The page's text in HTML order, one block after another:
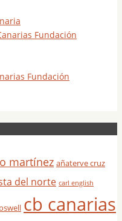
Fundación
Fundación
martínez añaterve cruz
del norte carl english
cb canarias